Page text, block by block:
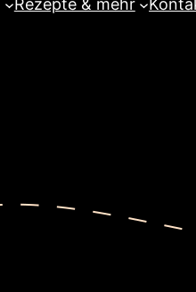
Rezepte & mehr